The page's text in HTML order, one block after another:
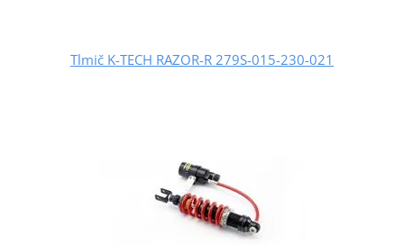
Tlmič K-TECH RAZOR-R 279S-015-230-021